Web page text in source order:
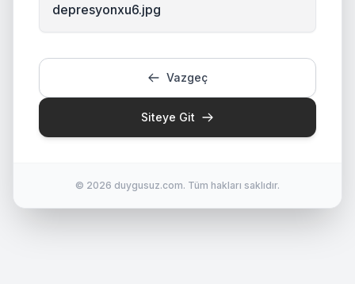
depresyonxu6.jpg
Vazgeç
Siteye Git
© 2026 duygusuz.com. Tüm hakları saklıdır.